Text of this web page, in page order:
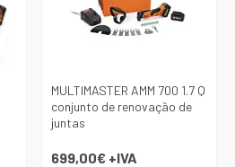
MULTIMASTER AMM 700 1.7 Q
conjunto de renovação de
juntas
699,00€ +IVA